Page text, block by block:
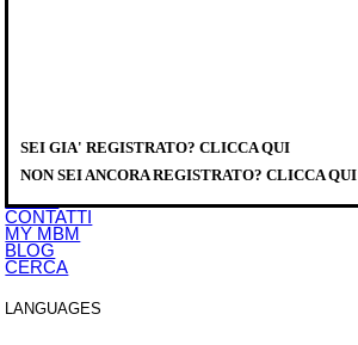
SERVICE
DOWNLOAD
EVENTI
NEWS
CONTATTI
MY MBM
BLOG
CERCA
LANGUAGES
SEI GIA' REGISTRATO? CLICCA QUI
NON SEI ANCORA REGISTRATO? CLICCA QUI
PRODOTTI >